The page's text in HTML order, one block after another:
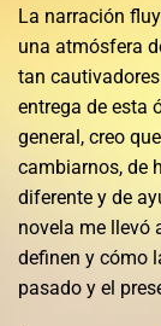
La narración
una atmósfera
tan
entrega de esta
general, creo
cambiarnos, de
diferente y de
novela me llevó
definen y cómo
pasado y el